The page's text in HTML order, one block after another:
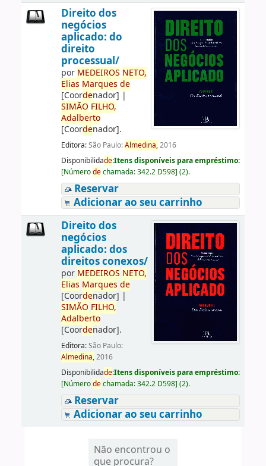
Direito dos
negócios
aplicado: do
direito
processual/
por MEDEIROS NETO,
Elias Marques de
[Coordenador] |
SIMÃO FILHO,
Adalberto
[Coordenador].
Editora:São Paulo:Almedina,2016
Disponibilidade:Itens disponíveis para empréstimo:
[Númerodechamada:342.2 D598] (2).
Reservar
Adicionar ao seu carrinho
Direito dos
negócios
aplicado: dos
direitos conexos/
por MEDEIROS NETO,
Elias Marques de
[Coordenador] |
SIMÃO FILHO,
Adalberto
[Coordenador].
Editora:São Paulo:
Almedina,2016
Disponibilidade:Itens disponíveis para empréstimo:
[Númerodechamada:342.2 D598] (2).
Reservar
Adicionar ao seu carrinho
Não encontrou o
que procura?